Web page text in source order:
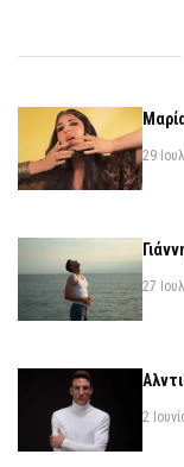
29
27
2